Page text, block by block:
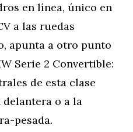
en línea, único en
a las ruedas
apunta a otro punto
Serie 2 Convertible:
de esta clase
o a la
pesada.